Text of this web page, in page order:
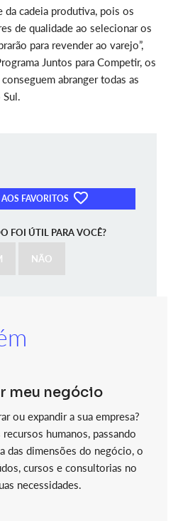
cadeia produtiva, pois os
de qualidade ao selecionar os
para revender ao varejo”,
Juntos para Competir, os
abranger todas as
FAVORITOS
FOI ÚTIL PARA VOCÊ?
NÃO
meu negócio
ou expandir a sua empresa?
humanos, passando
das dimensões do negócio, o
cursos e consultorias no
necessidades.